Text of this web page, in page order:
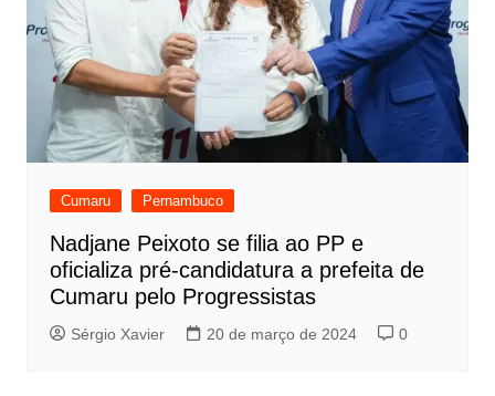
Cumaru Pernambuco
Nadjane Peixoto se filia ao PP e
oficializa pré-candidatura a prefeita de
Cumaru pelo Progressistas
Sérgio Xavier 20 de março de 2024 0